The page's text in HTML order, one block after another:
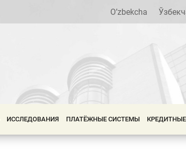
O’zbekcha
ИССЛЕДОВАНИЯ ПЛАТЁЖНЫЕ СИСТЕМЫ